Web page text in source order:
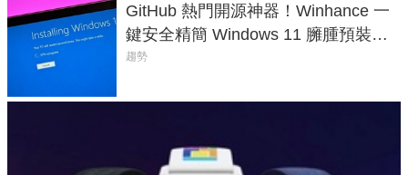
GitHub 熱門開源神器！Winhance 一
鍵安全精簡 Windows 11 臃腫預裝軟
體與後台追蹤
趨勢